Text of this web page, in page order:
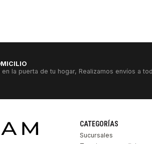
la puerta de tu hogar, Realizamos envíos a
CATEGORÍAS
Sucursales